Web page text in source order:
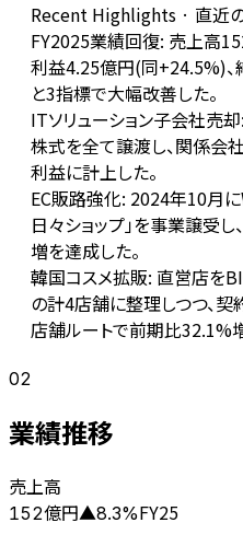
Recent Highlights · 直近
FY2025業績回復: 売上高
利益4.25億円(同+24.5%)
と3指標で大幅改善した。
ITソリューション子会社売
株式を全て譲渡し、関係会
利益に計上した。
EC販路強化: 2024年10月に
日々ショップ」を事業譲受
増を達成した。
韓国コスメ拡販: 直営店を
の計4店舗に整理しつつ、
店舗ルートで前期比32.1%
02
業績推移
売上高
152億円▲8.3%FY25